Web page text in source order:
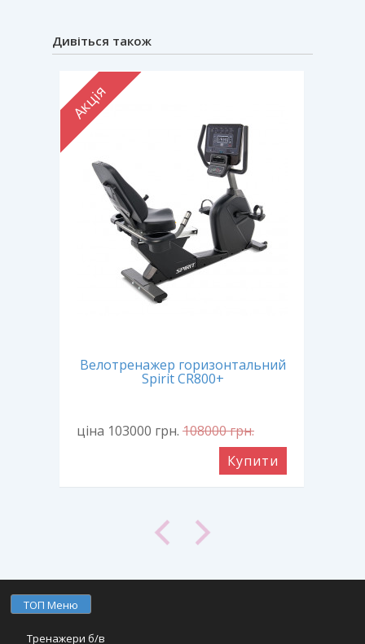
Дивіться також
Акція
Велотренажер горизонтальний
Spirit CR800+
ціна 103000 грн. 108000грн.
Купити
ТОП Меню
Тренажери б/в